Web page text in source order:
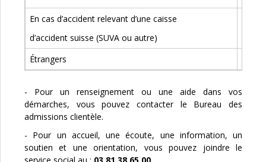
En cas d’accident relevant d’une caisse
d’accident suisse (SUVA ou autre)
Étrangers
- Pour un renseignement ou une aide dans vos
démarches, vous pouvez contacter le Bureau des
admissions clientèle.
- Pour un accueil, une écoute, une information, un
soutien et une orientation, vous pouvez joindre le